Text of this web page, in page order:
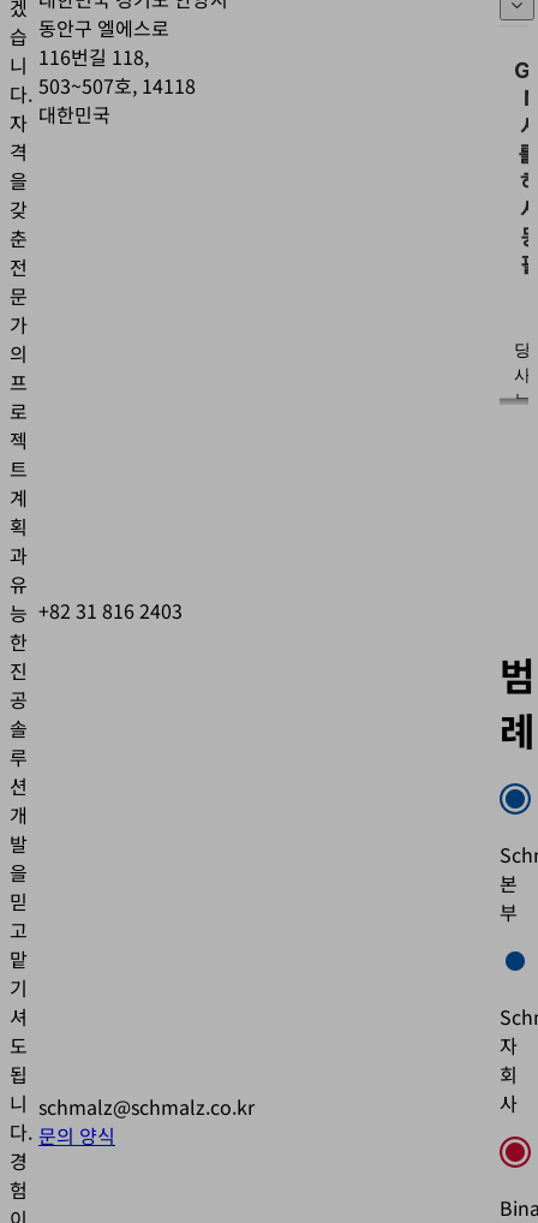
겠
습
니
다.
자
격
을
갖
춘
전
문
가
의
프
로
젝
트
계
획
과
유
능
한
진
공
솔
루
션
개
발
을
믿
고
맡
기
셔
도
됩
니
다.
경
험
동안구 엘에스로
116번길 118,
503~507호, 14118
대한민국
+82 31 816 2403
schmalz@schmalz.co.kr
문의 양식
당
사
는
수
집
할
수
는
텐
츠
를
입
위
이
합
범
례
본
부
자
회
사